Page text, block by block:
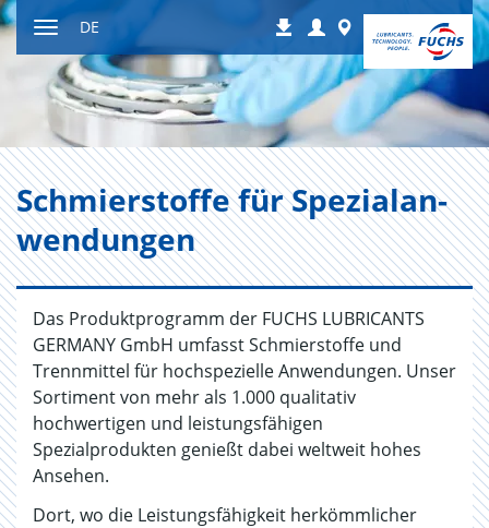
Zum
Inhalt Navigation
ein-
bzw.
ausblenden
Downloads
Login Worldwide
DE
Schmier­stof­fe für Spe­zi­al­an­
wen­dun­gen
Das Produktprogramm der FUCHS LUBRICANTS
GERMANY GmbH umfasst Schmierstoffe und
Trennmittel für hochspezielle Anwendungen. Unser
Sortiment von mehr als 1.000 qualitativ
hochwertigen und leistungsfähigen
Spezialprodukten genießt dabei weltweit hohes
Ansehen.
Dort, wo die Leistungsfähigkeit herkömmlicher